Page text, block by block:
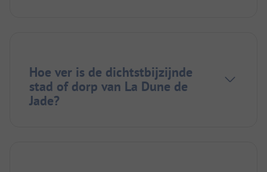
Hoe ver is de dichtstbijzijnde
stad of dorp van La Dune de
Jade?